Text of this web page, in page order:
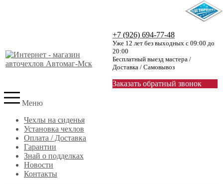
+7 (926) 694-77-48
Уже 12 лет без выходных с 09:00 до
20:00
Бесплатный выезд мастера /
Доставка / Самовывоз
Заказать обратный звонок
Меню
Чехлы на сиденья
Установка чехлов
Оплата / Доставка
Гарантии
Знай о подделках
Новости
Контакты